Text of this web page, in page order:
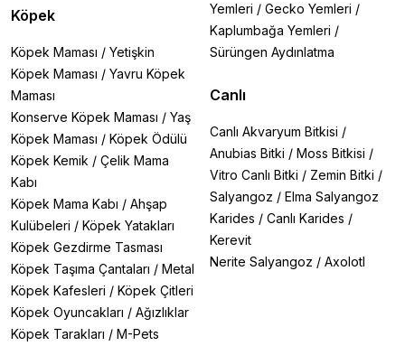
Köpek
Köpek Maması / Yetişkin
Köpek Maması / Yavru Köpek
Maması
Konserve Köpek Maması / Yaş
Köpek Maması / Köpek Ödülü
Köpek Kemik / Çelik Mama
Kabı
Köpek Mama Kabı / Ahşap
Kulübeleri / Köpek Yatakları
Köpek Gezdirme Tasması
Köpek Taşıma Çantaları / Metal
Köpek Kafesleri / Köpek Çitleri
Köpek Oyuncakları / Ağızlıklar
Köpek Tarakları / M-Pets
Yemleri / Gecko Yemleri /
Kaplumbağa Yemleri /
Sürüngen Aydınlatma
Canlı
Canlı Akvaryum Bitkisi /
Anubias Bitki / Moss Bitkisi /
Vitro Canlı Bitki / Zemin Bitki /
Salyangoz / Elma Salyangoz
Karides / Canlı Karides /
Kerevit
Nerite Salyangoz / Axolotl